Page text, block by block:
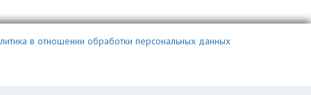
в отношении обработки персональных данных